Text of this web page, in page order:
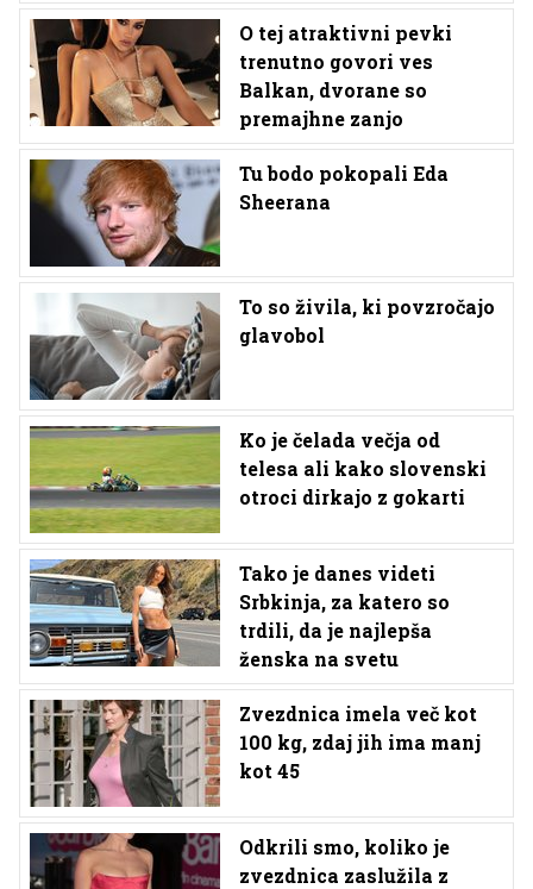
O tej atraktivni pevki
trenutno govori ves
Balkan, dvorane so
premajhne zanjo
Tu bodo pokopali Eda
Sheerana
To so živila, ki povzročajo
glavobol
Ko je čelada večja od
telesa ali kako slovenski
otroci dirkajo z gokarti
Tako je danes videti
Srbkinja, za katero so
trdili, da je najlepša
ženska na svetu
Zvezdnica imela več kot
100 kg, zdaj jih ima manj
kot 45
Odkrili smo, koliko je
zvezdnica zaslužila z